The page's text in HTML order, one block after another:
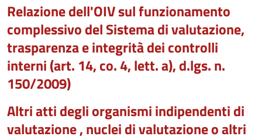
Relazione dell'OIV sul funzionamento
complessivo del Sistema di valutazione,
trasparenza e integrità dei controlli
interni (art. 14, co. 4, lett. a), d.lgs. n.
150/2009)
Altri atti degli organismi indipendenti di
valutazione , nuclei di valutazione o altri